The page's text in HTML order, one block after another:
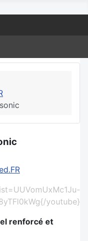
youtube}
renforcé et